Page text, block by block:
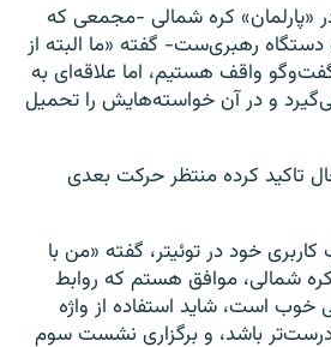
«پارلمان» کره شمالی -مجمعی که
دستگاه رهبری‌ست- گفته «ما البته از
واقف هستیم، اما علاقه‌ای به
و در آن خواسته‌هایش را تحمیل
تاکید کرده منتظر حرکت بعدی
خود در توئیتر، گفته «من با
شمالی، موافق هستم که روابط
است، شاید استفاده از واژه
درست‌تر باشد، و برگزاری نشست سوم